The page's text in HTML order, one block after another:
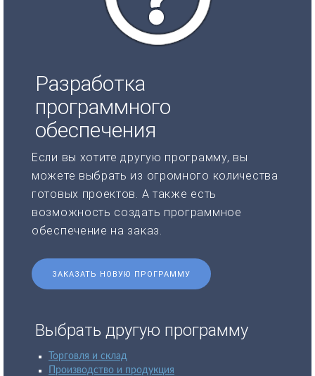
Разработка
программного
обеспечения
Если вы хотите другую программу, вы
можете выбрать из огромного количества
готовых проектов. А также есть
возможность создать программное
обеспечение на заказ.
ЗАКАЗАТЬ НОВУЮ ПРОГРАММУ
Выбрать другую программу
Торговля и склад
Производство и продукция